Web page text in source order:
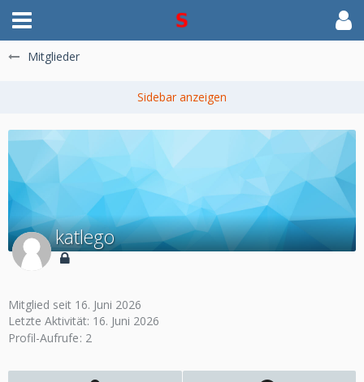
Mitglieder
katlego
Mitglied seit 16. Juni 2026
Letzte Aktivität: 16. Juni 2026
Profil-Aufrufe 2